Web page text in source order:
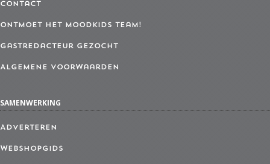
Contact
Ontmoet het MoodKids Team!
Gastredacteur gezocht
Algemene Voorwaarden
SAMENWERKING
Adverteren
Webshopgids